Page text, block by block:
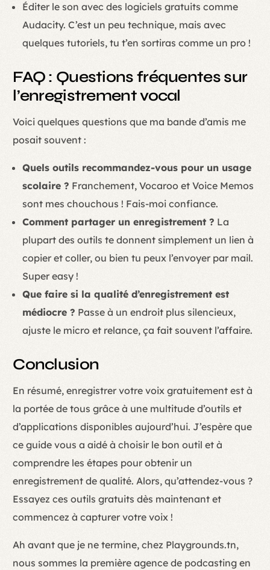
Éditer le son avec des logiciels gratuits comme
Audacity. C’est un peu technique, mais avec
quelques tutoriels, tu t’en sortiras comme un pro !
FAQ : Questions fréquentes sur
l’enregistrement vocal
Voici quelques questions que ma bande d’amis me
posait souvent :
Quels outils recommandez-vous pour un usage
scolaire ? Franchement, Vocaroo et Voice Memos
sont mes chouchous ! Fais-moi confiance.
Comment partager un enregistrement ? La
plupart des outils te donnent simplement un lien à
copier et coller, ou bien tu peux l’envoyer par mail.
Super easy !
Que faire si la qualité d’enregistrement est
médiocre ? Passe à un endroit plus silencieux,
ajuste le micro et relance, ça fait souvent l’affaire.
Conclusion
En résumé, enregistrer votre voix gratuitement est à
la portée de tous grâce à une multitude d’outils et
d’applications disponibles aujourd’hui. J’espère que
ce guide vous a aidé à choisir le bon outil et à
comprendre les étapes pour obtenir un
enregistrement de qualité. Alors, qu’attendez-vous ?
Essayez ces outils gratuits dès maintenant et
commencez à capturer votre voix !
Ah avant que je ne termine, chez Playgrounds.tn,
nous sommes la première agence de podcasting en